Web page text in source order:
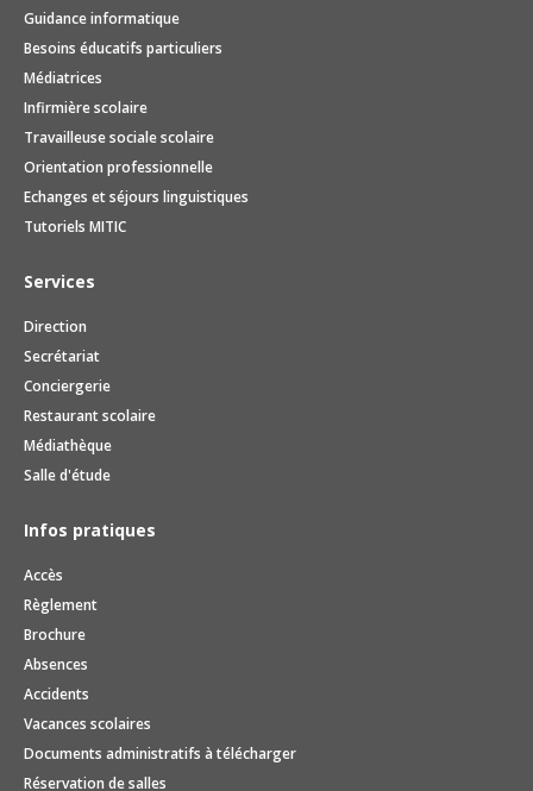
Guidance informatique
Besoins éducatifs particuliers
Médiatrices
Infirmière scolaire
Travailleuse sociale scolaire
Orientation professionnelle
Echanges et séjours linguistiques
Tutoriels MITIC
Services
Direction
Secrétariat
Conciergerie
Restaurant scolaire
Médiathèque
Salle d'étude
Infos pratiques
Accès
Règlement
Brochure
Absences
Accidents
Vacances scolaires
Documents administratifs à télécharger
Réservation de salles